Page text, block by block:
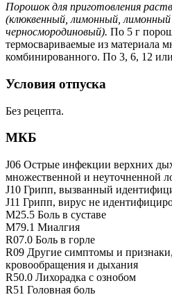
Порошок для приготовления
(клюквенный, лимонный,
черносмородиновый). По 5 г
термосвариваемые из материала
комбинированного. По 3, 6, 12
Условия отпуска
Без рецепта.
МКБ
J06 Острые инфекции верхних
множественной и неуточненной
J10 Грипп, вызванный
J11 Грипп, вирус не
M25.5 Боль в суставе
M79.1 Миалгия
R07.0 Боль в горле
R09 Другие симптомы и
кровообращения и дыхания
R50.0 Лихорадка с ознобом
R51 Головная боль